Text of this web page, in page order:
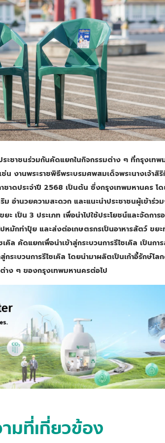
ะชาชนร่วมกันคัดแยกในกิจกรรมต่าง ๆ ที่กรุงเทพ
งานพระราชพิธีพระบรมศพสมเด็จพระนางเจ้าสิ
ชาดประจำปี 2568 เป็นต้น ซึ่งกรุงเทพมหานคร โ
อำนวยความสะดวก และแนะนำประชาชนผู้เข้าร่ว
เป็น 3 ประเภท เพื่อนำไปใช้ประโยชน์และจัดการ
มักทำปุ๋ย และส่งต่อเกษตรกรเป็นอาหารสัตว์ ขยะ
ล คัดแยกเพื่อนำเข้าสู่กระบวนการรีไซเคิล เป็นก
ะบวนการรีไซเคิล โดยนำมาผลิตเป็นเก้าอี้รักษ์โล
ต่าง ๆ ของกรุงเทพมหานครต่อไป
มที่เกี่ยวข้อง